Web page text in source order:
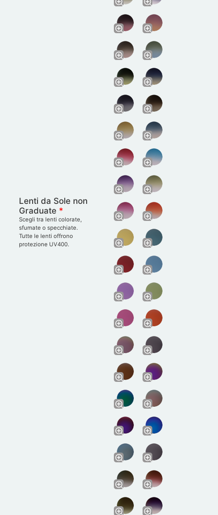
Lenti da Sole non
Graduate *
Scegli tra lenti colorate,
sfumate o specchiate.
Tutte le lenti offrono
protezione UV400.